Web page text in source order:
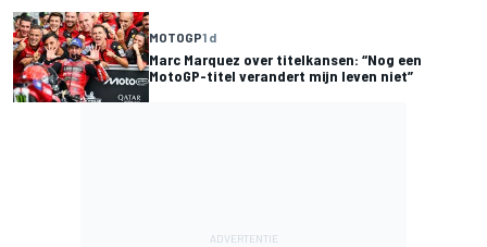
MOTOGP1 d
Marc Marquez over titelkansen: “Nog een
MotoGP-titel verandert mijn leven niet”